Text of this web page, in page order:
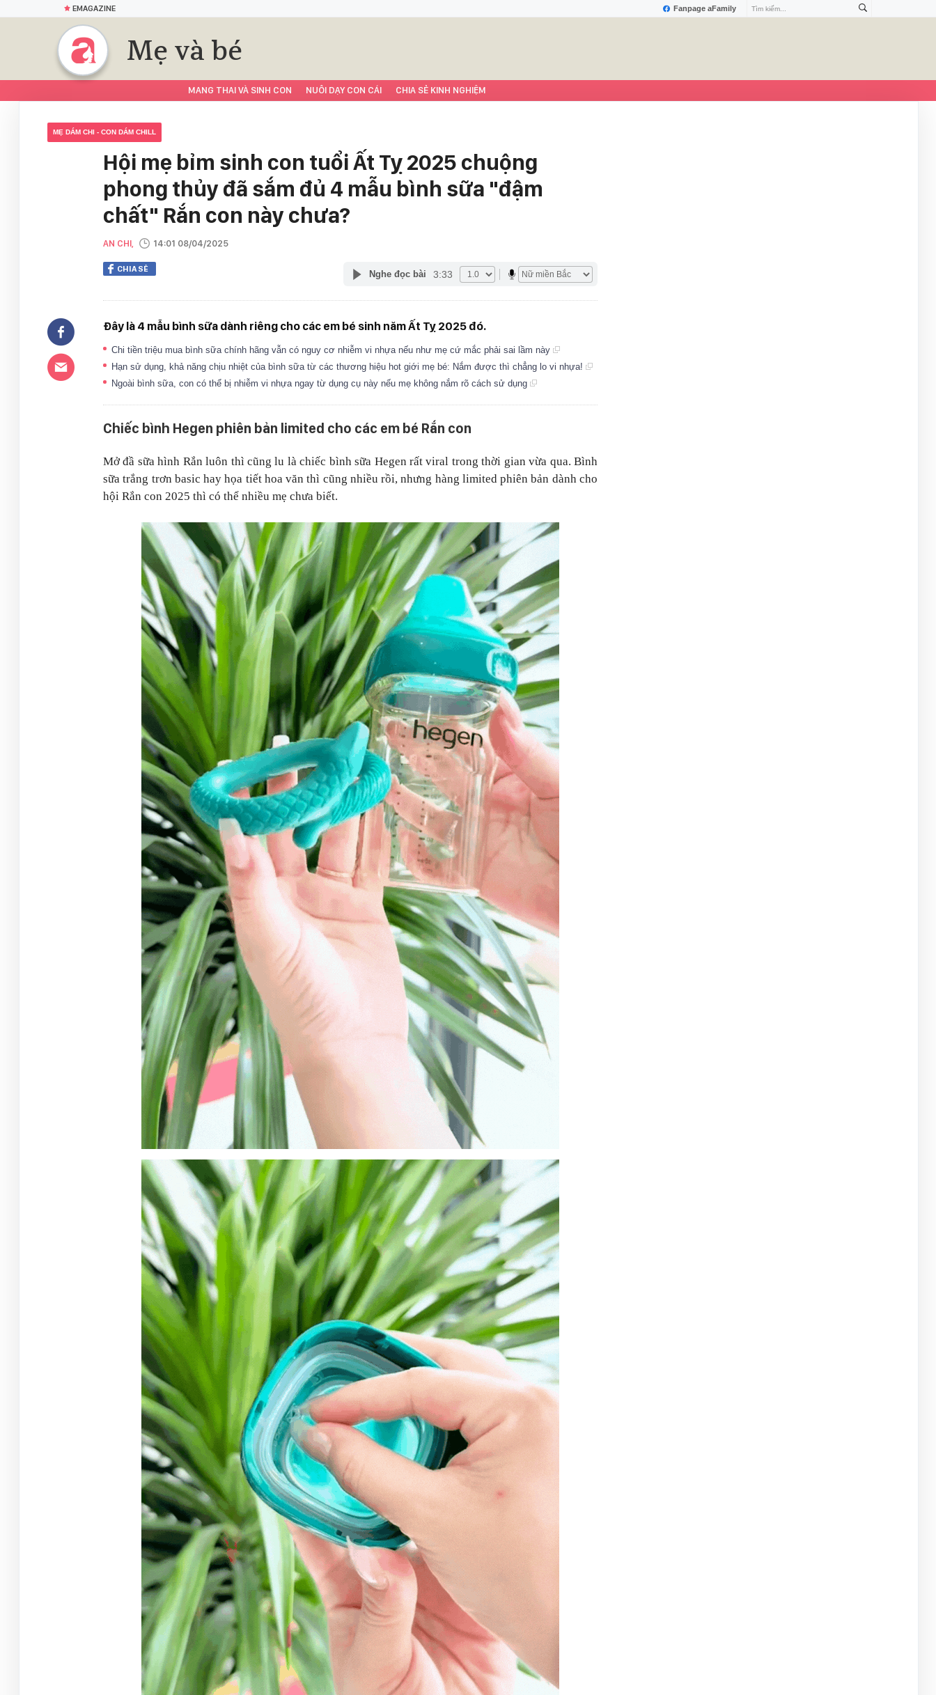
Fanpage aFamily
EMAGAZINE
Mẹ và bé
MANG THAI VÀ SINH CON NUÔI DẠY CON CÁI CHIA SẺ KINH NGHIỆM
MẸ DÁM CHI - CON DÁM CHILL
Hội mẹ bỉm sinh con tuổi Ất Tỵ 2025 chuộng
phong thủy đã sắm đủ 4 mẫu bình sữa "đậm
chất" Rắn con này chưa?
AN CHI, 14:01 08/04/2025
CHIA SẺ Nghe đọc bài 3:33
Đây là 4 mẫu bình sữa dành riêng cho các em bé sinh năm Ất Tỵ 2025 đó.
Chi tiền triệu mua bình sữa chính hãng vẫn có nguy cơ nhiễm vi nhựa nếu như mẹ cứ mắc phải sai lầm này
Hạn sử dụng, khả năng chịu nhiệt của bình sữa từ các thương hiệu hot giới mẹ bé: Nắm được thì chẳng lo vi nhựa!
Ngoài bình sữa, con có thể bị nhiễm vi nhựa ngay từ dụng cụ này nếu mẹ không nắm rõ cách sử dụng
Chiếc bình Hegen phiên bản limited cho các em bé Rắn con
Mở đầ sữa hình Rắn luôn thì cũng lu là chiếc bình sữa Hegen rất viral trong thời gian vừa qua. Bình
sữa trắng trơn basic hay họa tiết hoa văn thì cũng nhiều rồi, nhưng hàng limited phiên bản dành cho
hội Rắn con 2025 thì có thể nhiều mẹ chưa biết.